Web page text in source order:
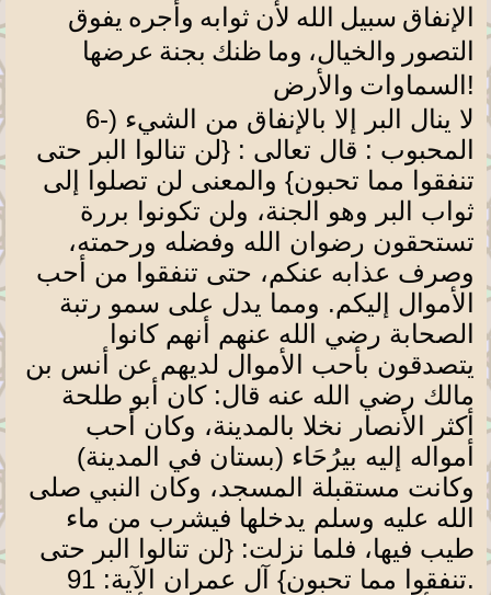
الإنفاق سبيل الله لأن ثوابه وأجره يفوق
التصور والخيال، وما ظنك بجنة عرضها
السماوات والأرض !
6-) لا ينال البر إلا بالإنفاق من الشيء
المحبوب : قال تعالى : {لن تنالوا البر حتى
تنفقوا مما تحبون} والمعنى لن تصلوا إلى
ثواب البر وهو الجنة، ولن تكونوا بررة
تستحقون رضوان الله وفضله ورحمته،
وصرف عذابه عنكم، حتى تنفقوا من أحب
الأموال إليكم. ومما يدل على سمو رتبة
الصحابة رضي الله عنهم أنهم كانوا
يتصدقون بأحب الأموال لديهم عن أنس بن
مالك رضي الله عنه قال: كان أبو طلحة
أكثر الأنصار نخلا بالمدينة، وكان أحب
أمواله إليه بيرُحَاء (بستان في المدينة)
وكانت مستقبلة المسجد، وكان النبي صلى
الله عليه وسلم يدخلها فيشرب من ماء
طيب فيها، فلما نزلت: {لن تنالوا البر حتى
تنفقوا مما تحبون} آل عمران الآية: 91.